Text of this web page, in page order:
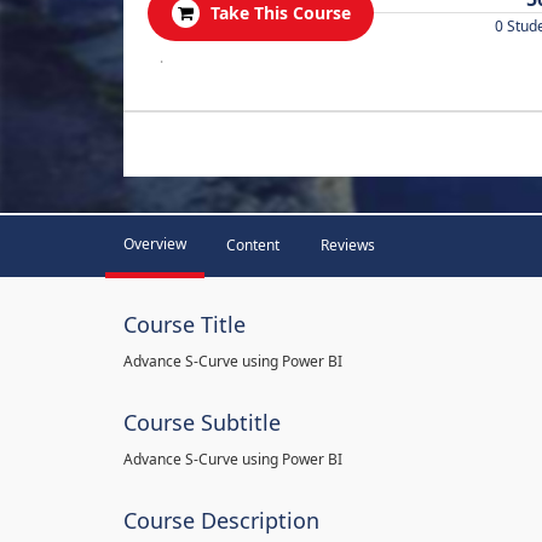
Take This Course
0
.
Overview Content Reviews
Course Title
Advance S-Curve using Power BI
Course Subtitle
Advance S-Curve using Power BI
Course Description